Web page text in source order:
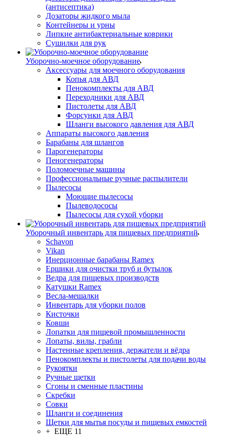
(антисептика)
Дозаторы жидкого мыла
Контейнеры и урны
Липкие антибактериальные коврики
Сушилки для рук
Уборочно-моечное оборудование
Аксессуары для моечного оборудования
Копья для АВД
Пенокомплекты для АВД
Переходники для АВД
Пистолеты для АВД
Форсунки для АВД
Шланги высокого давления для АВД
Аппараты высокого давления
Барабаны для шлангов
Парогенераторы
Пеногенераторы
Поломоечные машины
Профессиональные ручные распылители
Пылесосы
Моющие пылесосы
Пылеводососы
Пылесосы для сухой уборки
Уборочный инвентарь для пищевых предприятий
Schavon
Vikan
Инерционные барабаны Ramex
Ершики для очистки труб и бутылок
Ведра для пищевых производств
Катушки Ramex
Весла-мешалки
Инвентарь для уборки полов
Кисточки
Ковши
Лопатки для пищевой промышленности
Лопаты, вилы, грабли
Настенные крепления, держатели и вёдра
Пенокомплекты и пистолеты для подачи воды
Рукоятки
Ручные щетки
Сгоны и сменные пластины
Скребки
Совки
Шланги и соединения
Щетки для мытья посуды и пищевых емкостей
+ ЕЩЕ 11